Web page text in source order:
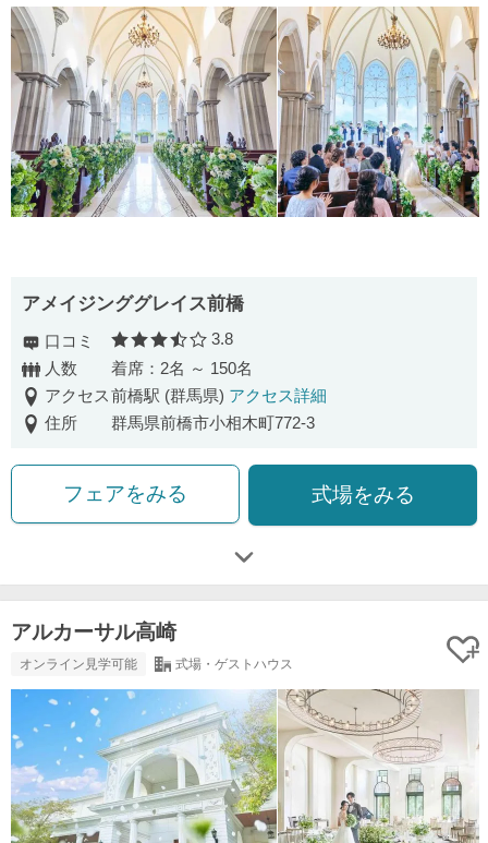
アメイジンググレイス前橋
口コミ 口コミ評価
3.8
人数
着席：2名 ～ 150名
アクセス前橋駅 (群馬県) アクセス詳細
住所
群馬県前橋市小相木町772-3
フェアをみる 式場をみる
アルカーサル高崎
オンライン見学可能 式場・ゲストハウス